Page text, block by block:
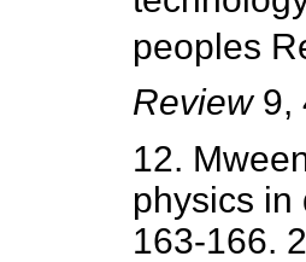
peoples
Review9,
12.
physics
163-166.